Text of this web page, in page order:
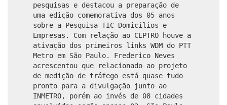
pesquisas e destacou a preparação de
uma edição comemorativa dos 05 anos
sobre a Pesquisa TIC Domicílios e
Empresas. Com relação ao CEPTRO houve a
ativação dos primeiros links WDM do PTT
Metro em São Paulo. Frederico Neves
acrescentou que relacionado ao projeto
de medição de tráfego está quase tudo
pronto para a divulgação junto ao
INMETRO, porém ao invés de 08 cidades